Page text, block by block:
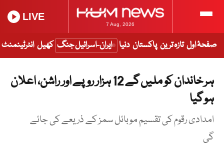
7 Aug, 2026
LIVE
صفحۂ اول تازہ ترین پاکستان دنیا ایران-اسرائیل جنگ کھیل انٹرٹینمنٹ
ہر خاندان کو ملیں گے 12 ہزار روپے اور راشن، اعلان
ہو گیا
امدادی رقوم کی تقسیم موبائل سمز کے ذریعے کی جائے
گی